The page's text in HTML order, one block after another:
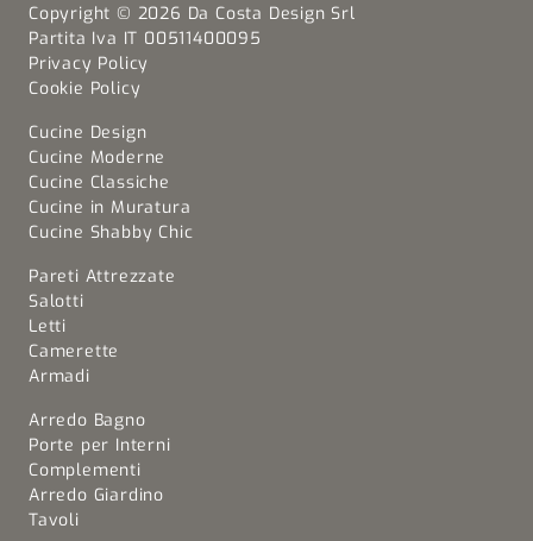
Copyright © 2026 Da Costa Design Srl
Partita Iva IT 00511400095
Privacy Policy
Cookie Policy
Cucine Design
Cucine Moderne
Cucine Classiche
Cucine in Muratura
Cucine Shabby Chic
Pareti Attrezzate
Salotti
Letti
Camerette
Armadi
Arredo Bagno
Porte per Interni
Complementi
Arredo Giardino
Tavoli